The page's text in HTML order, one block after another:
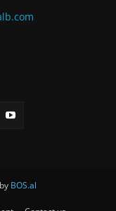
BOS.al